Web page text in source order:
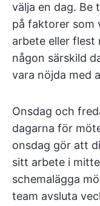
välja en dag. Be
på faktorer som
arbete eller flest
någon särskild
vara nöjda med
Onsdag och
dagarna för
onsdag gör att
sitt arbete i
schemalägga
team avsluta